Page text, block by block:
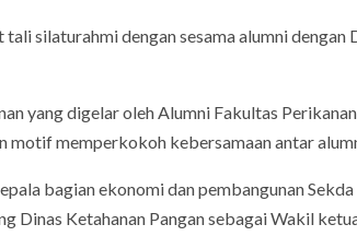
silaturahmi dengan sesama alumni dengan
yang digelar oleh Alumni Fakultas
motif memperkokoh kebersamaan antar
bagian ekonomi dan pembangunan Sekda
Dinas Ketahanan Pangan sebagai Wakil